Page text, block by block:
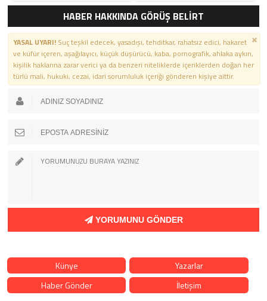
HABER HAKKINDA GÖRÜŞ BELİRT
YASAL UYARI! Suç teşkil edecek, yasadışı, tehditkar, rahatsız edici, hakaret
ve küfür içeren, aşağılayıcı, küçük düşürücü, kaba, pornografik, ahlaka aykırı,
kişilik haklarına zarar verici ya da benzeri niteliklerde içeriklerden doğan her
türlü mali, hukuki, cezai, idari sorumluluk içeriği gönderen kişiye aittir.
YORUMUNU GÖNDER
Künye
Yazarlar
Haber Gönder
İletişim